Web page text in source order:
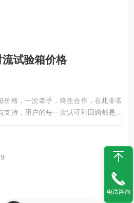
试验箱价格
价格，一次牵手，终生合作，在此非常
持，用户的每一次认可和回购都是我
务方面我们也将做的更好，更*！！有
电话咨询